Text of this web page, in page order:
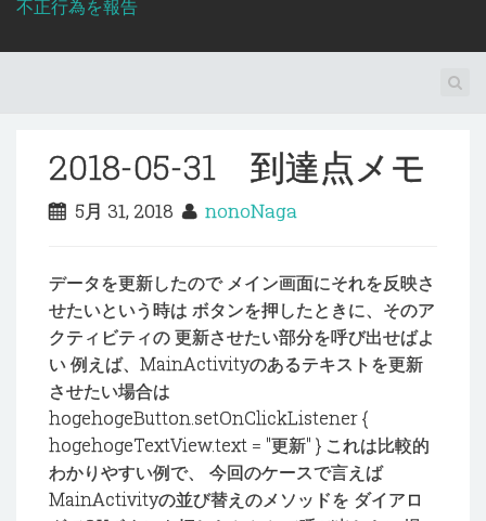
不正行為を報告
2018-05-31 到達点メモ
5月 31, 2018 nonoNaga
データを更新したので メイン画面にそれを反映さ
せたいという時は ボタンを押したときに、そのア
クティビティの 更新させたい部分を呼び出せばよ
い 例えば、MainActivityのあるテキストを更新
させたい場合は
hogehogeButton.setOnClickListener {
hogehogeTextView.text = "更新" } これは比較的
わかりやすい例で、 今回のケースで言えば
MainActivityの並び替えのメソッドを ダイアロ